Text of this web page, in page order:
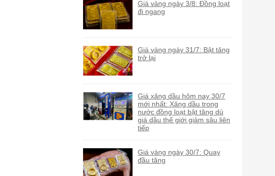
Giá vàng ngày 3/8: Đồng loạt
đi ngang
Giá vàng ngày 31/7: Bật tăng
trở lại
Giá xăng dầu hôm nay 30/7
mới nhất: Xăng dầu trong
nước đồng loạt bật tăng dù
giá dầu thế giới giảm sâu liên
tiếp
Giá vàng ngày 30/7: Quay
đầu tăng